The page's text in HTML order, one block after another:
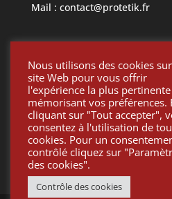
Mail : contact@protetik.fr
Toutes les marques
appartiennent à leurs
Toutes les pièces Protétik
différents systèmes
Nous utilisons des cookies
site Web pour vous offrir
l'expérience la plus
mémorisant vos préférences.
cliquant sur "Tout accepter",
consentez à l'utilisation de
cookies. Pour un
contrôlé cliquez sur
des cookies".
Contrôle des cookies